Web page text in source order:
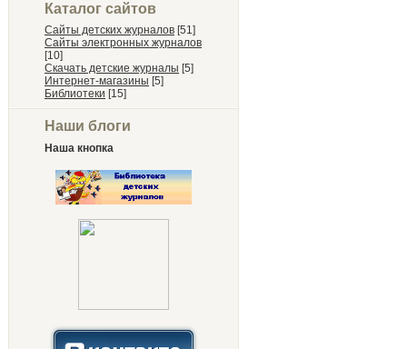
Каталог сайтов
Сайты детских журналов [51]
Сайты электронных журналов
[10]
Скачать детские журналы [5]
Интернет-магазины [5]
Библиотеки [15]
Наши блоги
Наша кнопка